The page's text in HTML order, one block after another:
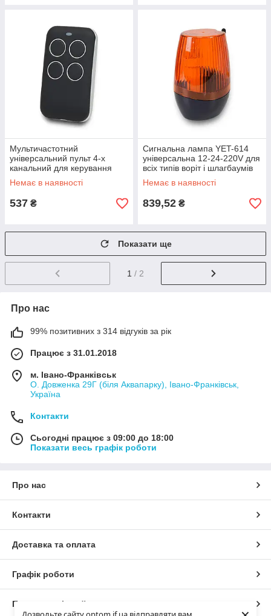
Мультичастотний
універсальний пульт 4-х
канальний для керування
автоматикою воріт і
шлагбаумами чорний
Немає в наявності
537 ₴
Сигнальна лампа YET-614
універсальна 12-24-220V для
всіх типів воріт і шлагбаумів
Немає в наявності
839,52 ₴
Показати ще
1 / 2
Про нас
99% позитивних з 314 відгуків за рік
Працює з 31.01.2018
м. Івано-Франківськ
О. Довженка 29Г (біля Аквапарку), Івано-Франківськ,
Україна
Контакти
Сьогодні працює з 09:00 до 18:00
Показати весь графік роботи
Про нас
Контакти
Доставка та оплата
Графік роботи
Повна версія сайту